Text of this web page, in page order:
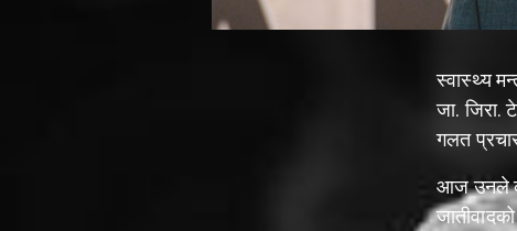
स्वास्थ्य
जा. जिरा.
गलत
आज उनले